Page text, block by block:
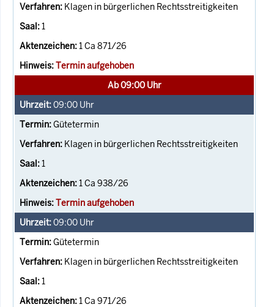
Klagen in bürgerlichen Rechtsstreitigkeiten
1
1 Ca 871/26
Termin aufgehoben
Ab 09:00 Uhr
09:00 Uhr
Gütetermin
Klagen in bürgerlichen Rechtsstreitigkeiten
1
1 Ca 938/26
Termin aufgehoben
09:00 Uhr
Gütetermin
Klagen in bürgerlichen Rechtsstreitigkeiten
1
1 Ca 971/26